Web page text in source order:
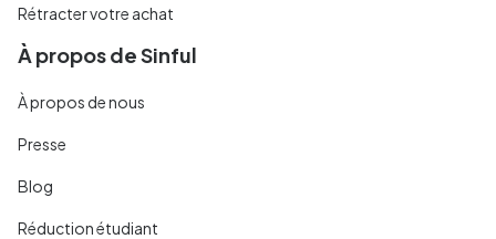
Rétracter votre achat
À propos de Sinful
À propos de nous
Presse
Blog
Réduction étudiant